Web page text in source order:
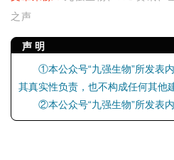
之声
声 明
①本公众号“九强生物”所发表
其真实性负责，也不构成任何其他
②本公众号“九强生物”所发表